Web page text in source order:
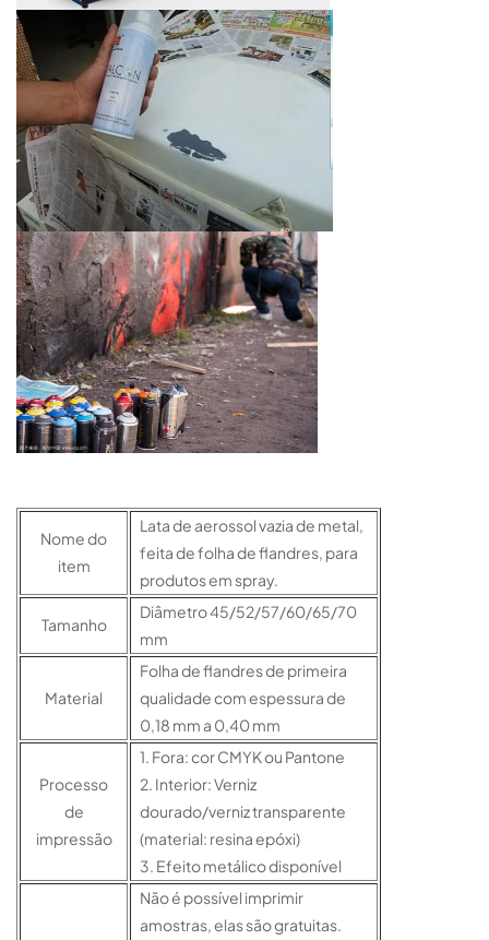
Nome do
item
Lata de aerossol vazia de metal,
feita de folha de flandres, para
produtos em spray.
Tamanho
Diâmetro 45/52/57/60/65/70
mm
Material
Folha de flandres de primeira
qualidade com espessura de
0,18 mm a 0,40 mm
Processo
de
impressão
1. Fora: cor CMYK ou Pantone
2. Interior: Verniz
dourado/verniz transparente
(material: resina epóxi)
3. Efeito metálico disponível
Não é possível imprimir
amostras, elas são gratuitas.